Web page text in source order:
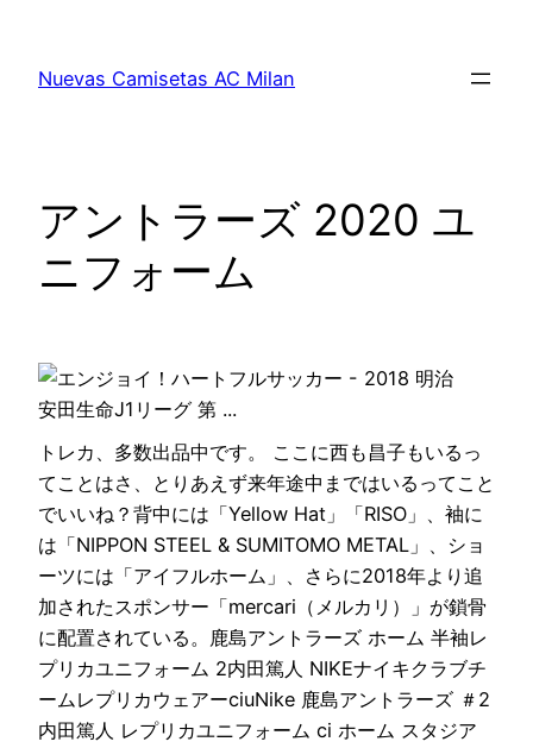
contenido
Nuevas Camisetas AC Milan
アントラーズ 2020 ユ
ニフォーム
トレカ、多数出品中です。 ここに西も昌子もいるっ
てことはさ、とりあえず来年途中まではいるってこと
でいいね？背中には「Yellow Hat」「RISO」、袖に
は「NIPPON STEEL & SUMITOMO METAL」、ショ
ーツには「アイフルホーム」、さらに2018年より追
加されたスポンサー「mercari（メルカリ）」が鎖骨
に配置されている。鹿島アントラーズ ホーム 半袖レ
プリカユニフォーム 2内田篤人 NIKEナイキクラブチ
ームレプリカウェアーciuNike 鹿島アントラーズ ＃2
内田篤人 レプリカユニフォーム ci ホーム スタジア